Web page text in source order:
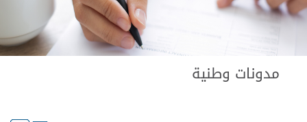
مدونات وطنية